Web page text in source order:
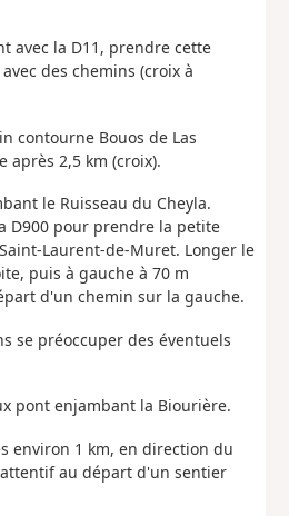
avec la D11, prendre cette
des chemins (croix à
contourne Bouos de Las
après 2,5 km (croix).
le Ruisseau du Cheyla.
D900 pour prendre la petite
Laurent-de-Muret. Longer le
puis à gauche à 70 m
d'un chemin sur la gauche.
se préoccuper des éventuels
pont enjambant la Biourière.
environ 1 km, en direction du
au départ d'un sentier